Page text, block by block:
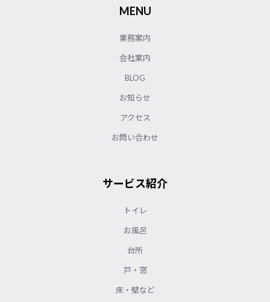
MENU
業務案内
会社案内
BLOG
お知らせ
アクセス
お問い合わせ
サービス紹介
トイレ
お風呂
台所
戸・窓
床・壁など